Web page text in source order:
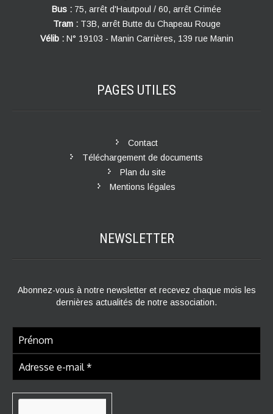
Bus : 75, arrêt d'Hautpoul / 60, arrêt Crimée
Tram : T3B, arrêt Butte du Chapeau Rouge
Vélib : N° 19103 - Manin Carrières, 139 rue Manin
PAGES UTILES
Contact
Téléchargement de documents
Plan du site
Mentions légales
NEWSLETTER
Abonnez-vous à notre newsletter et recevez chaque mois les
dernières actualités de notre association.